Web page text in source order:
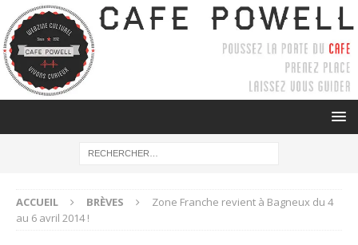
ACCUEIL BRÈVES
Zone Franche revient à Bagneux du 4
au 6 avril 2014 !